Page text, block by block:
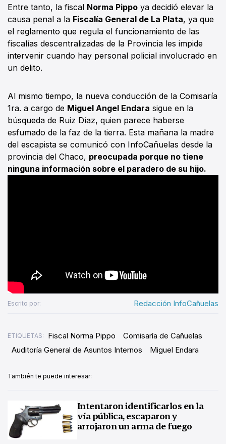
Entre tanto, la fiscal Norma Pippo ya decidió elevar la
causa penal a la Fiscalía General de La Plata, ya que
el reglamento que regula el funcionamiento de las
fiscalías descentralizadas de la Provincia les impide
intervenir cuando hay personal policial involucrado en
un delito.
Al mismo tiempo, la nueva conducción de la Comisaría
1ra. a cargo de Miguel Angel Endara sigue en la
búsqueda de Ruiz Díaz, quien parece haberse
esfumado de la faz de la tierra. Esta mañana la madre
del escapista se comunicó con InfoCañuelas desde la
provincia del Chaco, preocupada porque no tiene
ninguna información sobre el paradero de su hijo.
Escrito por: Redacción InfoCañuelas
ETIQUETAS: Fiscal Norma Pippo
Comisaría de Cañuelas
Auditoría General de Asuntos Internos
Miguel Endara
También te puede interesar:
Intentaron identificarlos en la
vía pública, escaparon y
arrojaron un arma de fuego